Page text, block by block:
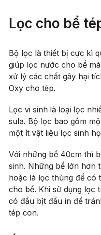
Lọc cho bể
Bộ lọc là thiết bị cực kì
giúp lọc nước cho bể
xử lý các chất gây hại
Oxy cho tép.
Lọc vi sinh là loại lọc
sula. Bộ lọc bao gồm
một ít vật liệu lọc sinh
Với những bể 40cm thì
sinh. Những bể lớn hơn
hoặc là lọc thùng để có
cho bể. Khi sử dụng lọc
có đầu bịt đầu in để
tép con.